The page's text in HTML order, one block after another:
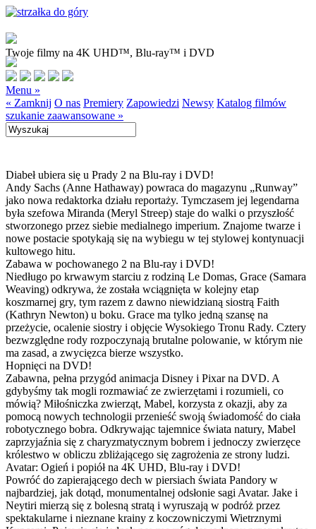
Twoje filmy na 4K UHD™, Blu-ray™ i DVD
Menu »
« Zamknij O nas Premiery Zapowiedzi Newsy Katalog filmów
szukanie zaawansowane »
Diabeł ubiera się u Prady 2 na Blu-ray i DVD!
Andy Sachs (Anne Hathaway) powraca do magazynu „Runway”
jako nowa redaktorka działu reportaży. Tymczasem jej legendarna
była szefowa Miranda (Meryl Streep) staje do walki o przyszłość
stworzonego przez siebie medialnego imperium. Znajome twarze i
nowe postacie spotykają się na wybiegu w tej stylowej kontynuacji
kultowego hitu.
Zabawa w pochowanego 2 na Blu-ray i DVD!
Niedługo po krwawym starciu z rodziną Le Domas, Grace (Samara
Weaving) odkrywa, że została wciągnięta w kolejny etap
koszmarnej gry, tym razem z dawno niewidzianą siostrą Faith
(Kathryn Newton) u boku. Grace ma tylko jedną szansę na
przeżycie, ocalenie siostry i objęcie Wysokiego Tronu Rady. Cztery
bezwzględne rody rozpoczynają brutalne polowanie, w którym nie
ma zasad, a zwycięzca bierze wszystko.
Hopnięci na DVD!
Zabawna, pełna przygód animacja Disney i Pixar na DVD. A
gdybyśmy tak mogli rozmawiać ze zwierzętami i rozumieli, co
mówią? Miłośniczka zwierząt, Mabel, korzysta z okazji, aby za
pomocą nowych technologii przenieść swoją świadomość do ciała
robotycznego bobra. Odkrywając tajemnice świata natury, Mabel
zaprzyjaźnia się z charyzmatycznym bobrem i jednoczy zwierzęce
królestwo w obliczu zbliżającego się zagrożenia ze strony ludzi.
Avatar: Ogień i popiół na 4K UHD, Blu-ray i DVD!
Powróć do zapierającego dech w piersiach świata Pandory w
najbardziej, jak dotąd, monumentalnej odsłonie sagi Avatar. Jake i
Neytiri mierzą się z bolesną stratą i wyruszają w podróż przez
spektakularne i nieznane krainy z koczowniczymi Wietrznymi